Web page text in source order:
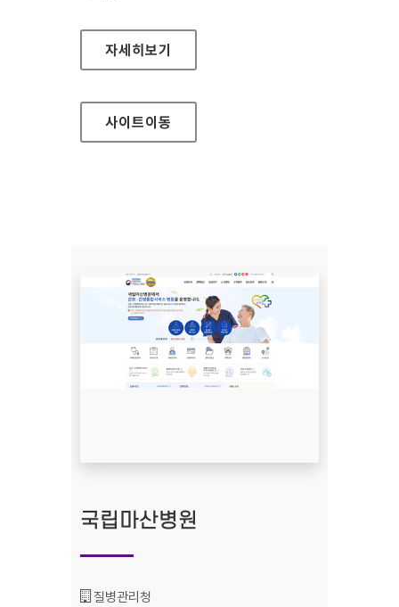
국립목포병원
자세히보기
사이트이동
국립마산병원
기관명 :
질병관리청